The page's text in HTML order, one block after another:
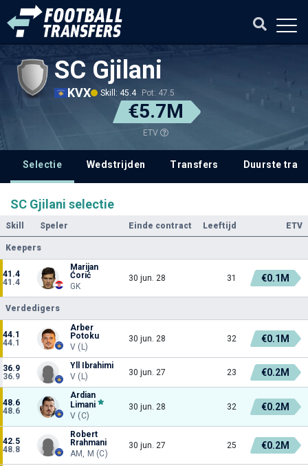
SC Gjilani
KVX Skill: 45.4 Pot: 47.5
€5.7M
ETV
Selectie Wedstrijden Transfers Duurste
SC Gjilani selectie
Skill Speler Einde contract Leeftijd ETV
Keepers
41.4
41.4
Marijan
Ćorić
GK
30 jun. 28 31 €0.1M
Verdedigers
44.1
44.1
Arber
Potoku
V (L)
30 jun. 28 32 €0.1M
36.9
36.9
Yll Ibrahimi
V (L)
30 jun. 27 23 €0.2M
48.6
48.6
Ardian
Limani
V (C)
30 jun. 28 32 €0.2M
42.5
48.8
Robert
Rrahmani
AM, M (C)
30 jun. 27 25 €0.2M